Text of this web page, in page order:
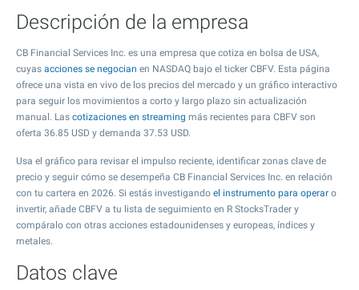
Descripción de la empresa
CB Financial Services Inc. es una empresa que cotiza en bolsa de USA,
cuyas acciones se negocian en NASDAQ bajo el ticker CBFV. Esta página
ofrece una vista en vivo de los precios del mercado y un gráfico interactivo
para seguir los movimientos a corto y largo plazo sin actualización
manual. Las cotizaciones en streaming más recientes para CBFV son
oferta 36.85 USD y demanda 37.53 USD.
Usa el gráfico para revisar el impulso reciente, identificar zonas clave de
precio y seguir cómo se desempeña CB Financial Services Inc. en relación
con tu cartera en 2026. Si estás investigando el instrumento para operar o
invertir, añade CBFV a tu lista de seguimiento en R StocksTrader y
compáralo con otras acciones estadounidenses y europeas, índices y
metales.
Datos clave